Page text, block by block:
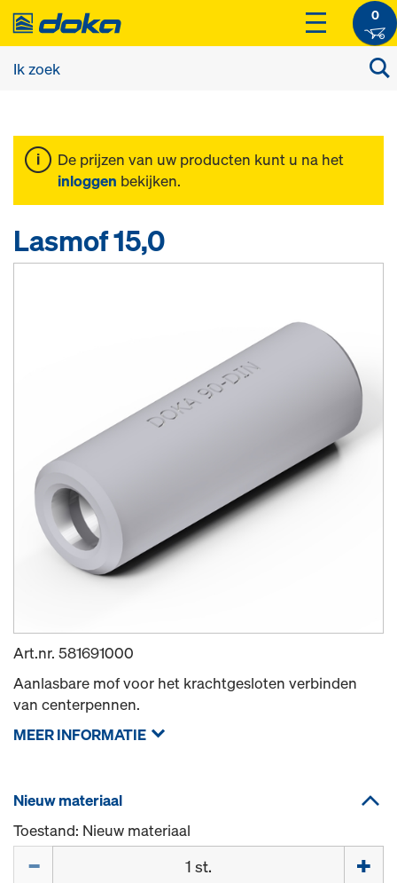
0
De prijzen van uw producten kunt u na het
inloggen bekijken.
Lasmof 15,0
Art.nr. 581691000
Aanlasbare mof voor het krachtgesloten verbinden
van centerpennen.
MEER INFORMATIE
Nieuw materiaal
Toestand: Nieuw materiaal